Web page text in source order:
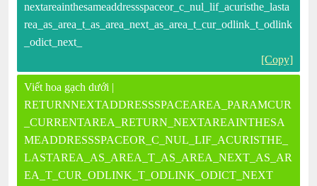
nextareainthesameaddressspaceor_c_nul_lif_acuristhe_lasta
rea_as_area_t_as_area_next_as_area_t_cur_odlink_t_odlink
_odict_next_
[Copy]
Viết hoa gạch dưới |
RETURNNEXTADDRESSSPACEAREA_PARAMCUR
_CURRENTAREA_RETURN_NEXTAREAINTHESA
MEADDRESSSPACEOR_C_NUL_LIF_ACURISTHE_
LASTAREA_AS_AREA_T_AS_AREA_NEXT_AS_AR
EA_T_CUR_ODLINK_T_ODLINK_ODICT_NEXT